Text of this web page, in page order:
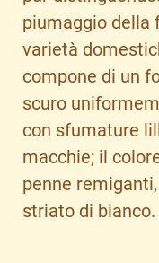
piumaggio della
varietà
compone di un
scuro
con sfumature
macchie; il
penne
striato di bianco.